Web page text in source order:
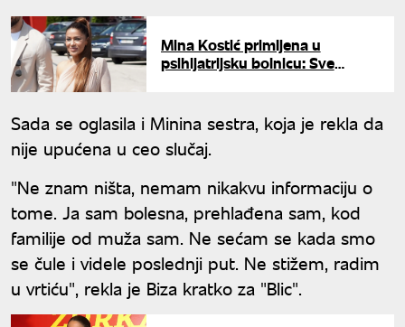
Mina Kostić primljena u
psihijatrijsku bolnicu: Sve
Sada se oglasila i Minina sestra, koja je rekla da
nije upućena u ceo slučaj.
"Ne znam ništa, nemam nikakvu informaciju o
tome. Ja sam bolesna, prehlađena sam, kod
familije od muža sam. Ne sećam se kada smo
se čule i videle poslednji put. Ne stižem, radim
u vrtiću", rekla je Biza kratko za "Blic".